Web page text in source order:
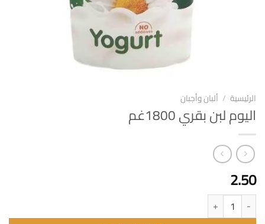
الرئيسية / ألبان وأجبان
اليوم لبن بقري 1800غم
2.50
كمية اليوم لبن بقري 1800غم